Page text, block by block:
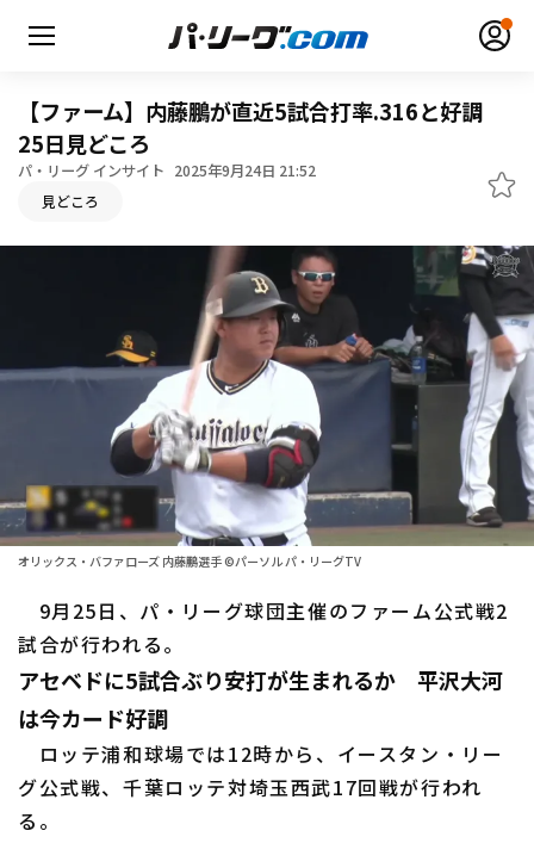
日程・結果
順位表･成績
1軍公式戦
ファーム東地区
ファーム西地区
交流戦
選手名鑑
選手名鑑トップ
北海道日本ハムファイターズ
東北楽天ゴールデンイーグルス
埼玉西武ライオンズ
千葉ロッテマリーンズ
ニュース
【ファーム】内藤鵬が直近5試合打率.316と好調
25日見どころ
パ・リーグ インサイト 2025年9月24日 21:52
見どころ
オリックス・バファローズ 内藤鵬選手 ©パーソル パ・リーグTV
9月25日、パ・リーグ球団主催のファーム公式戦2
試合が行われる。
アセベドに5試合ぶり安打が生まれるか 平沢大河
は今カード好調
ロッテ浦和球場では12時から、イースタン・リー
グ公式戦、千葉ロッテ対埼玉西武17回戦が行われ
る。